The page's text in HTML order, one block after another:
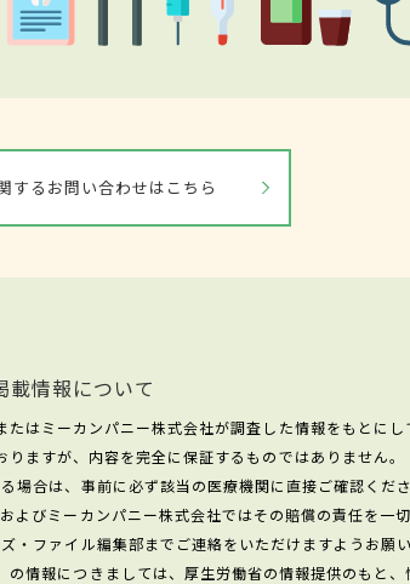
するお問い合わせはこちら
載情報について
はミーカンパニー株式会社が調査した情報をもとにし
ますが、内容を完全に保証するものではありません。
場合は、事前に必ず該当の医療機関に直接ご確認くださ
びミーカンパニー株式会社ではその賠償の責任を一
・ファイル編集部までご連絡をいただけますようお願い
情報につきましては、厚生労働省の情報提供のもと、